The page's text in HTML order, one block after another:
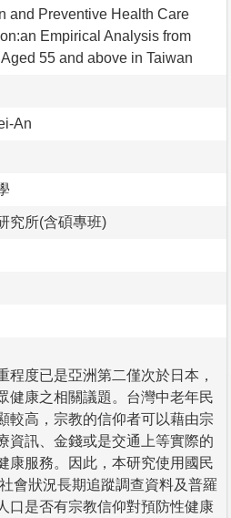
and Preventive Health Care
Empirical Analysis from
55 and above in Taiwan
An
究所(含碩專班)
程度已是亞洲第二僅次於日本，
健康之相關議題。台灣中老年民
較高，宗教的信仰者可以藉由宗
資訊、金錢或是交通上等實際的
康服務。因此，本研究使用國民
會狀況長期追蹤調查資料及普羅
口是否有宗教信仰對預防性健康